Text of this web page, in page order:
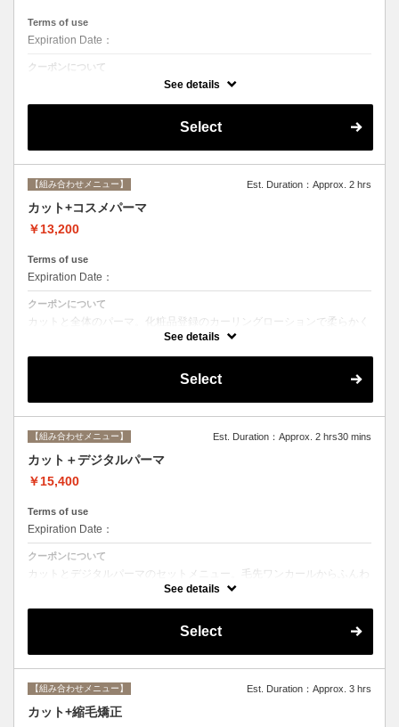
Terms of use
Expiration Date：
クーポンについて
カットと根元２cmまでのカラー。シャンプー、ブロー込み
See details
Select
【組み合わせメニュー】 Est. Duration：Approx. 2 hrs
カット+コスメパーマ
￥13,200
Terms of use
Expiration Date：
クーポンについて
カットと全体のパーマ。化粧品登録のカーリングローションで柔らかく
動きのあるスタイルからしっかりウェーブまで☆シャンプー、ブロー込
See details
Select
【組み合わせメニュー】 Est. Duration：Approx. 2 hrs30 mins
カット＋デジタルパーマ
￥15,400
Terms of use
Expiration Date：
クーポンについて
カットとデジタルパーマのセットメニュー。毛先ワンカールからふんわ
りルーズなカールまで大きめしっかりカール♪シャンプー・ブロー込
See details
Select
【組み合わせメニュー】 Est. Duration：Approx. 3 hrs
カット+縮毛矯正